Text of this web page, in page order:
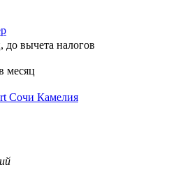
до вычета налогов
месяц
Сочи Камелия